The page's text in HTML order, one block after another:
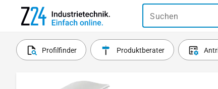
Suchen
Profilfinder Produktberater